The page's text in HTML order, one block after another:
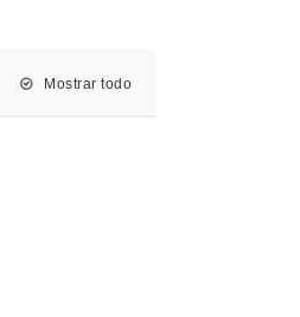
Mostrar todo